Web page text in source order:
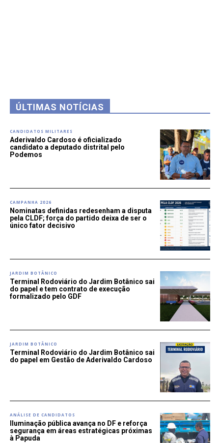
ÚLTIMAS NOTÍCIAS
CANDIDATOS MILITARES
Aderivaldo Cardoso é oficializado
candidato a deputado distrital pelo
Podemos
CAMPANHA 2026
Nominatas definidas redesenham a disputa
pela CLDF; força do partido deixa de ser o
único fator decisivo
JARDIM BOTÂNICO
Terminal Rodoviário do Jardim Botânico sai
do papel e tem contrato de execução
formalizado pelo GDF
JARDIM BOTÂNICO
Terminal Rodoviário do Jardim Botânico sai
do papel em Gestão de Aderivaldo Cardoso
ANÁLISE DE CANDIDATOS
Iluminação pública avança no DF e reforça
segurança em áreas estratégicas próximas
à Papuda